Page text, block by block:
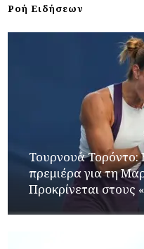
Ροή Ειδήσεων
Τουρνουά Τορόντο:
πρεμιέρα για τη
Προκρίνεται στους